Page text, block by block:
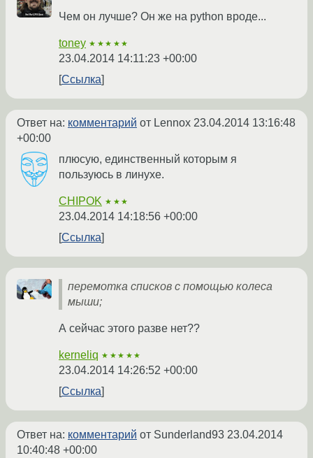
Чем он лучше? Он же на python вроде...
toney ★★★★★
23.04.2014 14:11:23 +00:00
Ссылка
Ответ на: комментарий от Lennox 23.04.2014 13:16:48
+00:00
плюсую, единственный которым я
пользуюсь в линухе.
CHIPOK ★★★
23.04.2014 14:18:56 +00:00
Ссылка
перемотка списков с помощью колеса
мыши;
А сейчас этого разве нет??
kerneliq ★★★★★
23.04.2014 14:26:52 +00:00
Ссылка
Ответ на: комментарий от Sunderland93 23.04.2014
10:40:48 +00:00